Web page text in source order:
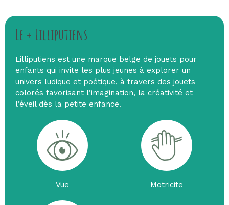
Le + Lilliputiens
Lilliputiens est une marque belge de jouets pour
enfants qui invite les plus jeunes à explorer un
univers ludique et poétique, à travers des jouets
colorés favorisant l’imagination, la créativité et
l’éveil dès la petite enfance.
Vue Motricite